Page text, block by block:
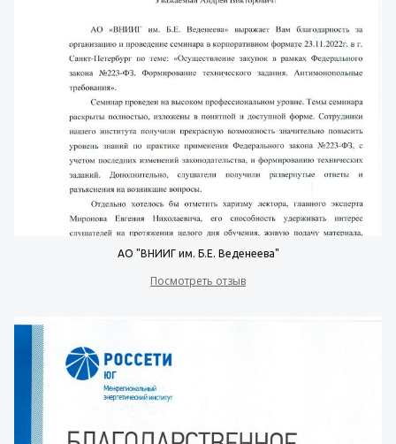
АО "ВНИИГ им. Б.Е. Веденеева"
Посмотреть отзыв